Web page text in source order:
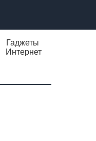
Гаджеты
Интернет